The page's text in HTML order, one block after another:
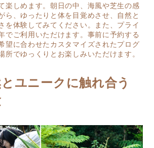
楽しめます。朝日の中、海風や芝生の感
ら、ゆったりと体を目覚めさせ、自然と
を体験してみてください。また、プライ
でご利用いただけます。事前に予約する
望に合わせたカスタマイズされたプログ
所でゆっくりとお楽しみいただけます。
ユニークに触れ合う